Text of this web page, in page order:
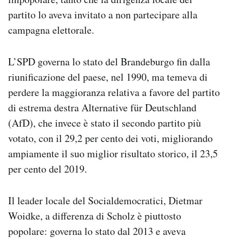
partito lo aveva invitato a non partecipare alla
campagna elettorale.
L’SPD governa lo stato del Brandeburgo fin dalla
riunificazione del paese, nel 1990, ma temeva di
perdere la maggioranza relativa a favore del partito
di estrema destra Alternative für Deutschland
(AfD), che invece è stato il secondo partito più
votato, con il 29,2 per cento dei voti, migliorando
ampiamente il suo miglior risultato storico, il 23,5
per cento del 2019.
Il leader locale del Socialdemocratici, Dietmar
Woidke, a differenza di Scholz è piuttosto
popolare: governa lo stato dal 2013 e aveva